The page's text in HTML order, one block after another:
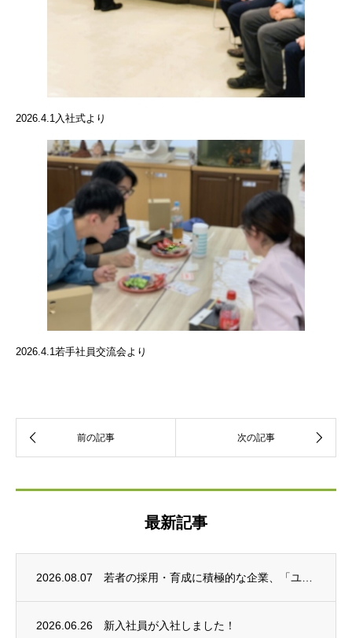
2026.4.1入社式より
2026.4.1若手社員交流会より
最新記事
2026.08.07 若者の採用・育成に積極的な企業、「ユースエール認定」を取得しました。
2026.06.26 新入社員が入社しました！